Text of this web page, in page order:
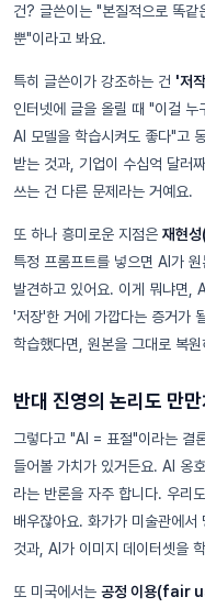
건? 글쓴이는 "본질적으로 똑
뿐"이라고 봐요.
특히 글쓴이가 강조하는 건 '저
인터넷에 글을 올릴 때 "이걸
AI 모델을 학습시켜도 좋다"고
받는 것과, 기업이 수십억 달러
쓰는 건 다른 문제라는 거예요.
또 하나 흥미로운 지점은 재현
특정 프롬프트를 넣으면 AI가
발견하고 있어요. 이게 뭐냐면,
'저장'한 거에 가깝다는 증거가
학습했다면, 원본을 그대로 복
반대 진영의 논리도 만
그렇다고 "AI = 표절"이라는 결
들어볼 가치가 있거든요. AI 옹
라는 반론을 자주 합니다. 우리
배우잖아요. 화가가 미술관에
것과, AI가 이미지 데이터셋을
또 미국에서는 공정 이용(fair